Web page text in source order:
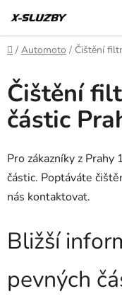
na
obsah
Domů
/ Automoto / Čištění
Čištění
částic
Pro zákazníky z
částic. Poptáváte
nás kontaktovat.
Bližší
pevných